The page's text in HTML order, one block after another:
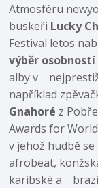
Atmosféru
buskeři Lucky
Festival letos
výběr
alby v
například
Gnahoré z
Awards for
v jehož hudbě
afrobeat,
karibské a